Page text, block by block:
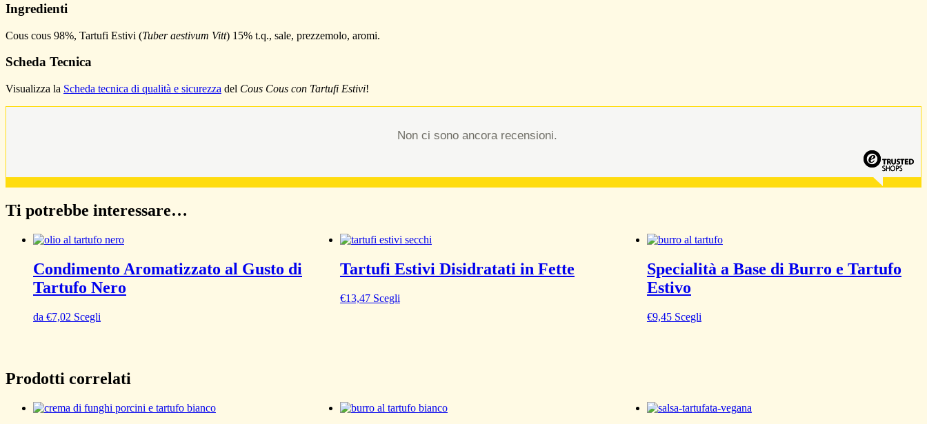
Ingredienti
Cous cous 98%, Tartufi Estivi (Tuber aestivum Vitt) 15% t.q., sale, prezzemolo, aromi.
Scheda Tecnica
Visualizza la Scheda tecnica di qualità e sicurezza del Cous Cous con Tartufi Estivi!
Non ci sono ancora recensioni.
Ti potrebbe interessare…
Condimento Aromatizzato al Gusto di
Tartufo Nero
da €7,02 Scegli
Tartufi Estivi Disidratati in Fette
€13,47 Scegli
Specialità a Base di Burro e Tartufo
Estivo
€9,45 Scegli
Prodotti correlati